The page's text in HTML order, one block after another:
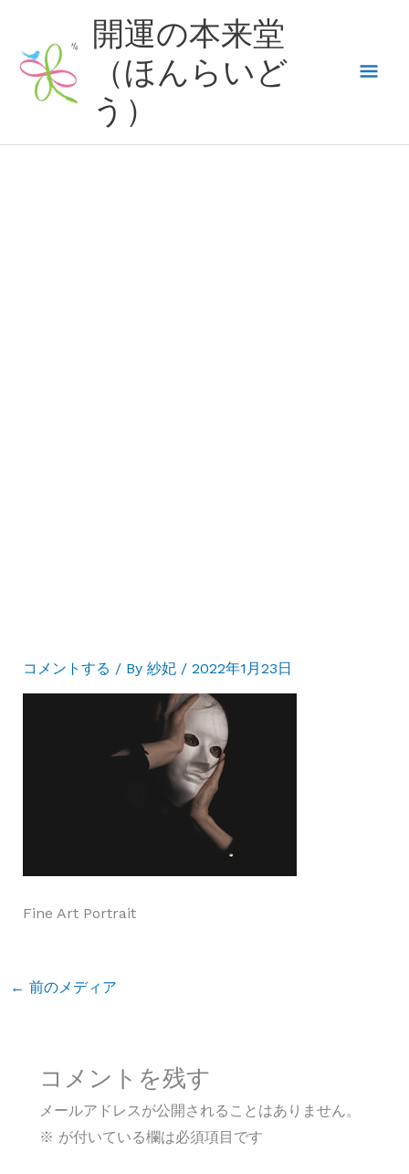
ッ
開運の本来堂
（ほんらいど
う）
メ
コメントする / By 紗妃 / 2022年1月23日
Fine Art Portrait
← 前のメディア
コメントを残す
メールアドレスが公開されることはありません。
※ が付いている欄は必須項目です